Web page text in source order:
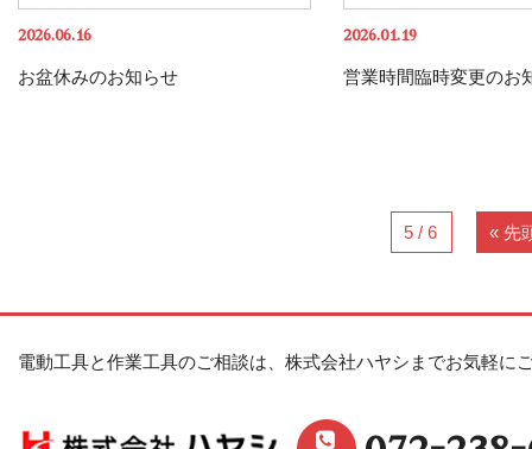
2026.06.16
お盆休みのお知らせ
2026.01.19
営業時間臨時変更のお
5 / 6 « 先
電動工具と作業工具のご相談は、株式会社ハヤシまでお気軽に